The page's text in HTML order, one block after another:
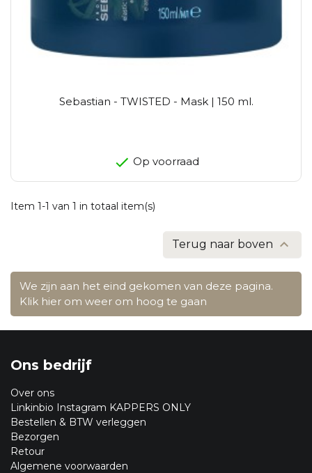
Sebastian - TWISTED - Mask | 150 ml.
Op voorraad
Item 1-1 van 1 in totaal item(s)
Terug naar boven 
We zijn aan het eind gekomen van deze pagina.
Klik hier om weer om hoog te gaan
Ons bedrijf
Over ons
Linkinbio Instagram KAPPERS ONLY
Bestellen & BTW verleggen
Bezorgen
Retour
Algemene voorwaarden